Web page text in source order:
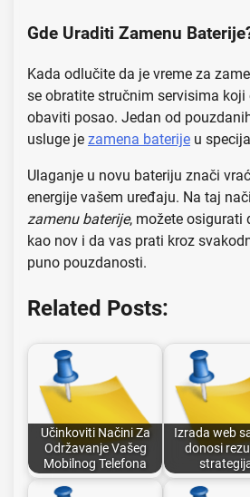
Gde Uraditi Zamenu
Kada odlučite da je vreme za
se obratite stručnim servisima
obaviti posao. Jedan od
usluge je zamena baterije u
Ulaganje u novu bateriju znači
energije vašem uređaju. Na taj
zamenu baterije, možete osigurati
kao nov i da vas prati kroz
puno pouzdanosti.
Related Posts:
Učinkoviti Načini Za
Održavanje Vašeg
Mobilnog Telefona
Izrada web
donosi